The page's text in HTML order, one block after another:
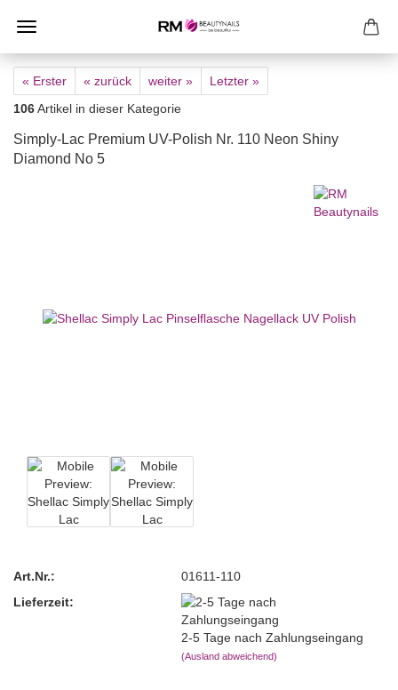
« Erster « zurück weiter »
Letzter »
106Artikel in dieser Kategorie
Simply-Lac Premium UV-Polish Nr. 110 Neon Shiny
Diamond No 5
Art.Nr.:
01611-110
Lieferzeit:
2-5 Tage nach Zahlungseingang
(Ausland abweichend)